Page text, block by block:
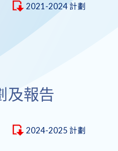
2021-2024 計劃
及報告
2024-2025 計劃